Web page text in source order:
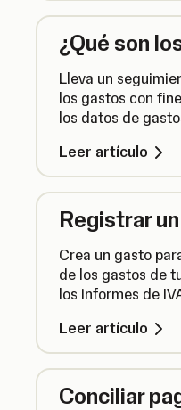
¿Qué son
Lleva un
los gastos con
los datos de
mismo sitio.
Leer artículo
Registrar
Crea un gasto
de los gastos de
los informes de
automáticamente.
Leer artículo
Conciliar